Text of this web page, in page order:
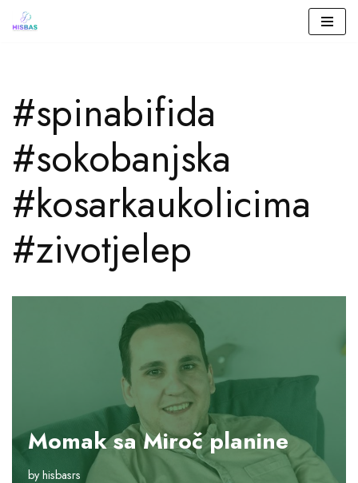
content
#spinabifida
#sokobanjska
#kosarkaukolicima
#zivotjelep
Momak sa Miroč planine
byhisbasrs